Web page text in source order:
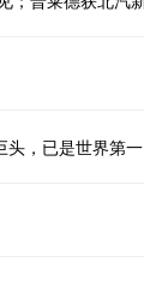
头，已是世界第一